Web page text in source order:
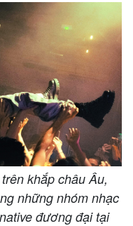
khắp châu Âu,
những nhóm nhạc
đương đại tại